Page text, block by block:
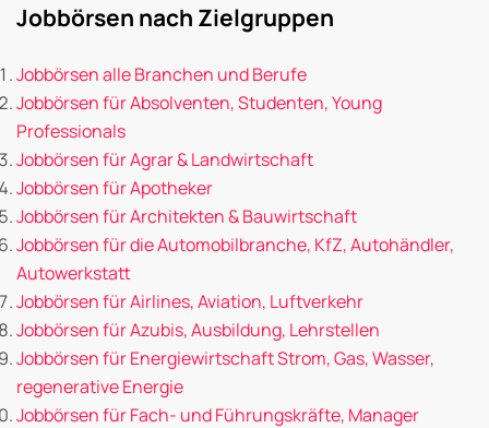
Jobbörsen nach Zielgruppen
Jobbörsen alle Branchen und Berufe
Jobbörsen für Absolventen, Studenten, Young
Professionals
Jobbörsen für Agrar & Landwirtschaft
Jobbörsen für Apotheker
Jobbörsen für Architekten & Bauwirtschaft
Jobbörsen für die Automobilbranche, KfZ, Autohändler,
Autowerkstatt
Jobbörsen für Airlines, Aviation, Luftverkehr
Jobbörsen für Azubis, Ausbildung, Lehrstellen
Jobbörsen für Energiewirtschaft Strom, Gas, Wasser,
regenerative Energie
Jobbörsen für Fach- und Führungskräfte, Manager